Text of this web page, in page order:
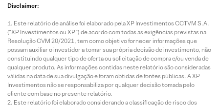
Disclaimer:
Este relatório de análise foi elaborado pela XP Investimentos CCTVM S.A.
(“XP Investimentos ou XP”) de acordo com todas as exigências previstas na
Resolução CVM 20/2021, tem como objetivo fornecer informações que
possam auxiliar o investidor a tomar sua própria decisão de investimento, não
constituindo qualquer tipo de oferta ou solicitação de compra e/ou venda de
qualquer produto. As informações contidas neste relatório são consideradas
válidas na data de sua divulgação e foram obtidas de fontes públicas. A XP
Investimentos não se responsabiliza por qualquer decisão tomada pelo
cliente com base no presente relatório.
Este relatório foi elaborado considerando a classificação de risco dos